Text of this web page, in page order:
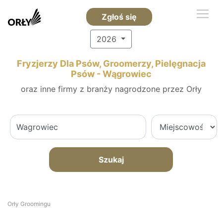
Zgłoś się
2026
Fryzjerzy Dla Psów, Groomerzy, Pielęgnacja
Psów - Wągrowiec
oraz inne firmy z branży nagrodzone przez Orły
Szukaj
Orły Groomingu